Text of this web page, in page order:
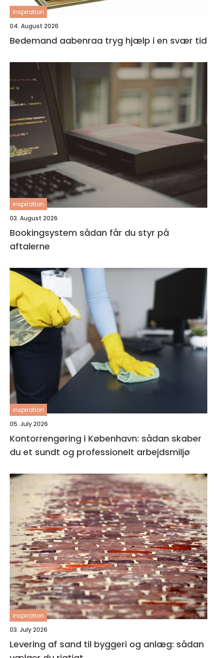
inspiration
04. August 2026
Bedemand aabenraa tryg hjælp i en svær tid
inspiration
03. August 2026
Bookingsystem sådan får du styr på
aftalerne
inspiration
05. July 2026
Kontorrengøring i København: sådan skaber
du et sundt og professionelt arbejdsmiljø
inspiration
03. July 2026
Levering af sand til byggeri og anlæg: sådan